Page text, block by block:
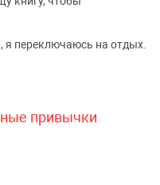
я переключаюсь на отдых.
привычки